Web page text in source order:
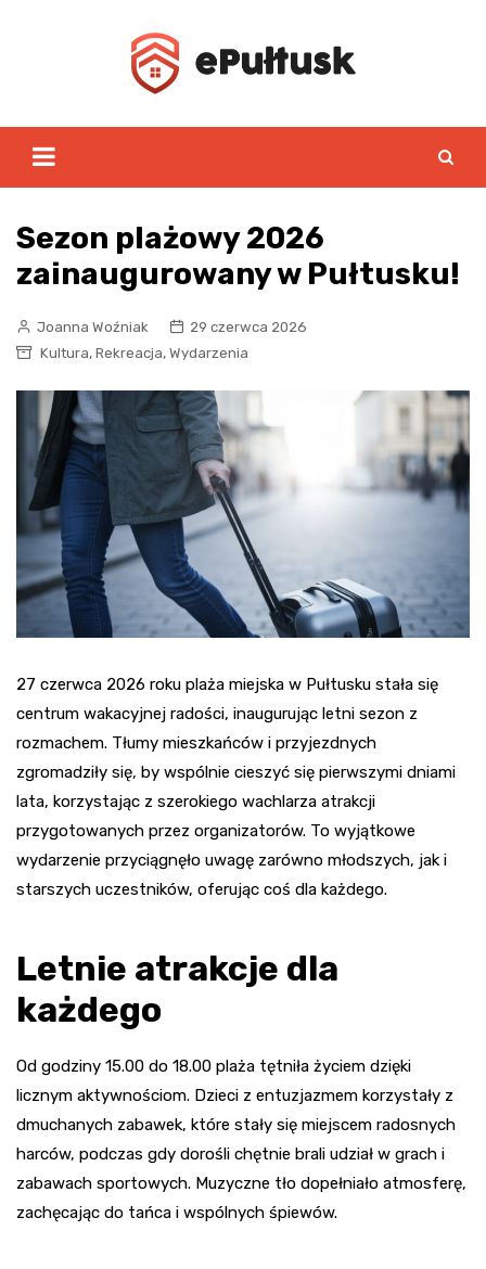
Sezon plażowy 2026
zainaugurowany w Pułtusku!
Joanna Woźniak
29 czerwca 2026
Kultura, Rekreacja, Wydarzenia
27 czerwca 2026 roku plaża miejska w Pułtusku stała się
centrum wakacyjnej radości, inaugurując letni sezon z
rozmachem. Tłumy mieszkańców i przyjezdnych
zgromadziły się, by wspólnie cieszyć się pierwszymi dniami
lata, korzystając z szerokiego wachlarza atrakcji
przygotowanych przez organizatorów. To wyjątkowe
wydarzenie przyciągnęło uwagę zarówno młodszych, jak i
starszych uczestników, oferując coś dla każdego.
Letnie atrakcje dla
każdego
Od godziny 15.00 do 18.00 plaża tętniła życiem dzięki
licznym aktywnościom. Dzieci z entuzjazmem korzystały z
dmuchanych zabawek, które stały się miejscem radosnych
harców, podczas gdy dorośli chętnie brali udział w grach i
zabawach sportowych. Muzyczne tło dopełniało atmosferę,
zachęcając do tańca i wspólnych śpiewów.